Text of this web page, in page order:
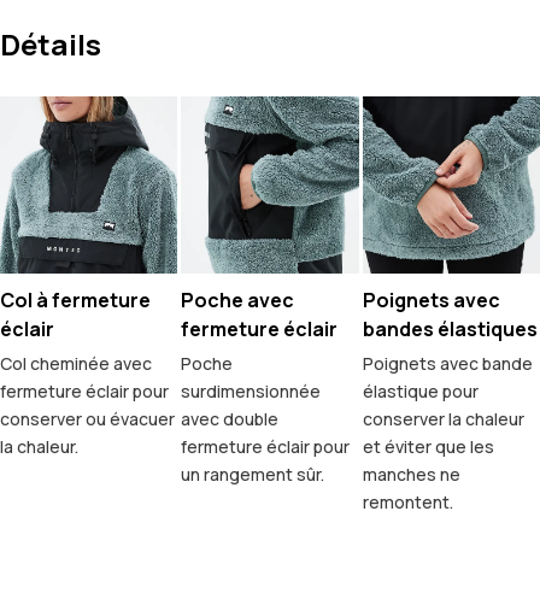
Détails
Col à fermeture
éclair
Col cheminée avec
fermeture éclair pour
conserver ou évacuer
la chaleur.
Poche avec
fermeture éclair
Poche
surdimensionnée
avec double
fermeture éclair pour
un rangement sûr.
Poignets avec
bandes élastiques
Poignets avec bande
élastique pour
conserver la chaleur
et éviter que les
manches ne
remontent.